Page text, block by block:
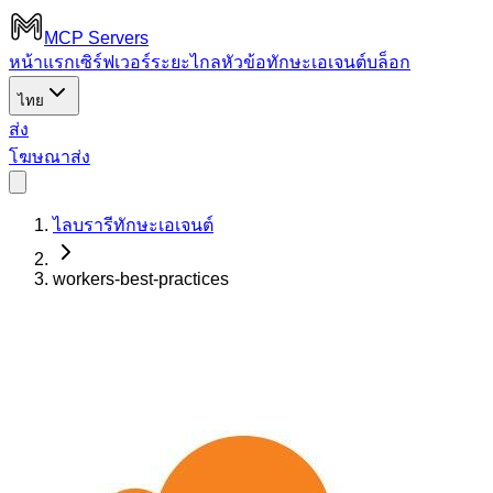
MCP Servers
หน้าแรกเซิร์ฟเวอร์ระยะไกลหัวข้อทักษะเอเจนต์บล็อก
ไทย
ส่ง
โฆษณาส่ง
ไลบรารีทักษะเอเจนต์
workers-best-practices